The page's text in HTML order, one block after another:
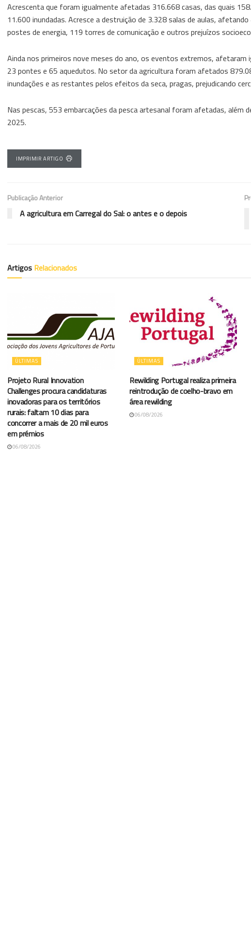
Acrescenta que foram igualmente afetadas 316.668 casas, das quais
11.600 inundadas. Acresce a destruição de 3.328 salas de aulas,
postes de energia, 119 torres de comunicação e outros prejuízos
Ainda nos primeiros nove meses do ano, os eventos extremos,
23 pontes e 65 aquedutos. No setor da agricultura foram afetados
inundações e as restantes pelos efeitos da seca, pragas, prejudicando
Nas pescas, 553 embarcações da pesca artesanal foram afetadas, além
2025.
IMPRIMIR ARTIGO
Publicação Anterior
A agricultura em Carregal do Sal: o antes e o depois
Artigos Relacionados
ÚLTIMAS
Projeto Rural Innovation
Challenges procura candidaturas
inovadoras para os territórios
rurais: faltam 10 dias para
concorrer a mais de 20 mil euros
em prémios
06/08/2026
ÚLTIMAS
Rewilding Portugal realiza primeira
reintrodução de coelho-bravo em
área rewilding
06/08/2026